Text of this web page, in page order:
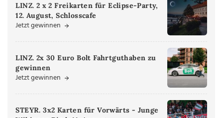
LINZ. 2 x 2 Freikarten für Eclipse-Party,
12. August, Schlosscafe
Jetzt gewinnen
LINZ. 2x 30 Euro Bolt Fahrtguthaben zu
gewinnen
Jetzt gewinnen
STEYR. 3x2 Karten für Vorwärts - Junge